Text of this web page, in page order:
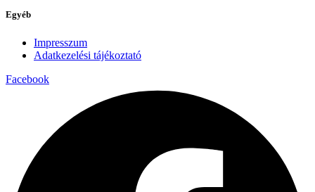
Egyéb
Impresszum
Adatkezelési tájékoztató
Facebook